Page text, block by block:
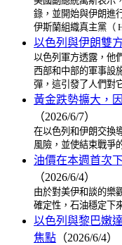
錄，並開始與伊朗進
伊斯蘭組織真主黨（
以色列與伊朗雙
以色列軍方透露，他
西部和中部的軍事設
彈，這引發了人們對
黃金跌勢擴大，
（2026/6/7）
在以色列和伊朗交換
風險，並使結束戰爭
油價在本週首次
（2026/6/4）
由於對美伊和談的樂
確定性，石油穩定下
以色列與黎巴嫩
焦點 （2026/6/4）